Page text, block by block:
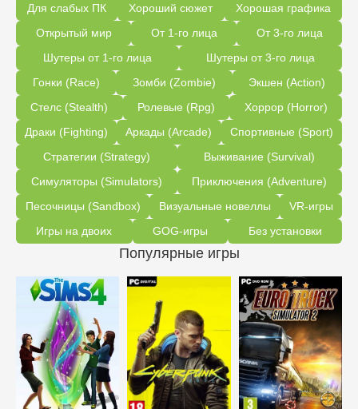
Для слабых ПК
Хороший сюжет
Хорошая графика
Открытый мир
От 1-го лица
От 3-го лица
Шутеры от 1-го лица
Шутеры от 3-го лица
Гонки (Race)
Зомби (Zombie)
Экшен (Action)
Стелс (Stealth)
Ролевые (Rpg)
Хоррор (Horror)
Драки (Fighting)
Аркады (Arcade)
Спортивные (Sport)
Стратегии (Strategy)
Выживание (Survival)
Симуляторы (Simulators)
Приключения (Adventure)
Песочницы (Sandbox)
Визуальные новеллы
VR-игры
Игры на двоих
GOG-игры Без установки
Популярные игры